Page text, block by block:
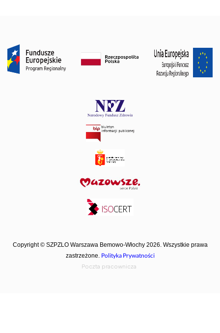
Copyright © SZPZLO Warszawa Bemowo-Włochy 2026. Wszystkie prawa
zastrzeżone. Polityka Prywatności
Poczta pracownicza